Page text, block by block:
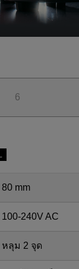
6
80 mm
100-240V AC
หลุม 2 จุด